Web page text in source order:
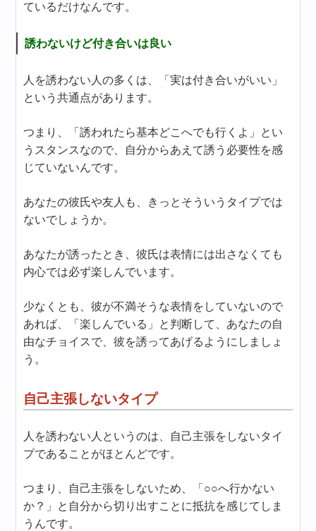
ているだけなんです。
誘わないけど付き合いは良い
人を誘わない人の多くは、「実は付き合いがいい」
という共通点があります。
つまり、「誘われたら基本どこへでも行くよ」とい
うスタンスなので、自分からあえて誘う必要性を感
じていないんです。
あなたの彼氏や友人も、きっとそういうタイプでは
ないでしょうか。
あなたが誘ったとき、彼氏は表情には出さなくても
内心では必ず楽しんでいます。
少なくとも、彼が不満そうな表情をしていないので
あれば、「楽しんでいる」と判断して、あなたの自
由なチョイスで、彼を誘ってあげるようにしましょ
う。
自己主張しないタイプ
人を誘わない人というのは、自己主張をしないタイ
プであることがほとんどです。
つまり、自己主張をしないため、「○○へ行かない
か？」と自分から切り出すことに抵抗を感じてしま
うんです。